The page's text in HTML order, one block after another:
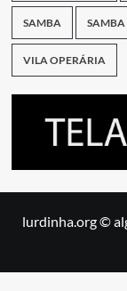
SAMBA SAMBA
VILA OPERÁRIA
lurdinha.org ©